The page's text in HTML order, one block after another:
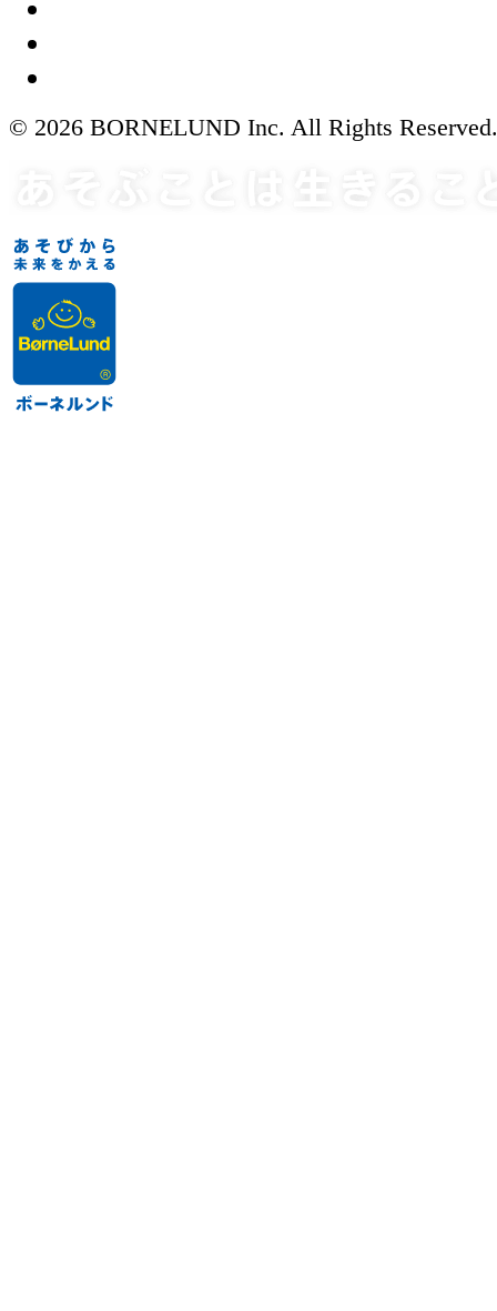
© 2026 BORNELUND Inc. All Rights Reserved.